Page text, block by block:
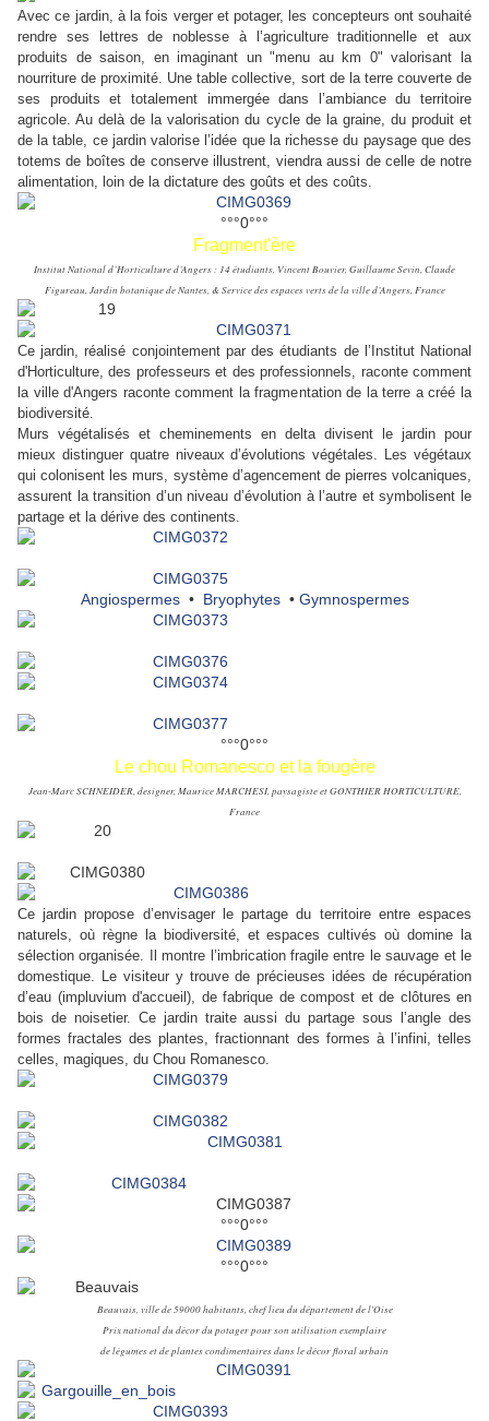
Avec ce jardin, à la fois verger et potager, les concepteurs ont souhaité
rendre ses lettres de noblesse à l’agriculture traditionnelle et aux
produits de saison, en imaginant un "menu au km 0" valorisant la
nourriture de proximité. Une table collective, sort de la terre couverte de
ses produits et totalement immergée dans l’ambiance du territoire
agricole. Au delà de la valorisation du cycle de la graine, du produit et
de la table, ce jardin valorise l’idée que la richesse du paysage que des
totems de boîtes de conserve illustrent, viendra aussi de celle de notre
alimentation, loin de la dictature des goûts et des coûts.
°°°0°°°
Fragment'ère
Institut National d’Horticulture d’Angers : 14 étudiants, Vincent Bouvier, Guillaume Sevin, Claude
Figureau, Jardin botanique de Nantes, & Service des espaces verts de la ville d’Angers, France
Ce jardin, réalisé conjointement par des étudiants de l’Institut National
d'Horticulture, des professeurs et des professionnels, raconte comment
la ville d'Angers raconte comment la fragmentation de la terre a créé la
biodiversité.
Murs végétalisés et cheminements en delta divisent le jardin pour
mieux distinguer quatre niveaux d’évolutions végétales. Les végétaux
qui colonisent les murs, système d’agencement de pierres volcaniques,
assurent la transition d’un niveau d’évolution à l’autre et symbolisent le
partage et la dérive des continents.
Angiospermes• Bryophytes• Gymnospermes
°°°0°°°
Le chou Romanesco et la fougère
Jean-Marc SCHNEIDER, designer, Maurice MARCHESI, paysagiste et GONTHIER HORTICULTURE,
France
Ce jardin propose d’envisager le partage du territoire entre espaces
naturels, où règne la biodiversité, et espaces cultivés où domine la
sélection organisée. Il montre l’imbrication fragile entre le sauvage et le
domestique. Le visiteur y trouve de précieuses idées de récupération
d’eau (impluvium d'accueil), de fabrique de compost et de clôtures en
bois de noisetier. Ce jardin traite aussi du partage sous l’angle des
formes fractales des plantes, fractionnant des formes à l’infini, telles
celles, magiques, du Chou Romanesco.
°°°0°°°
°°°0°°°
Beauvais, ville de 59000 habitants, chef lieu du département de l'Oise
Prix national du décor du potager pour son utilisation exemplaire
de légumes et de plantes condimentaires dans le décor floral urbain